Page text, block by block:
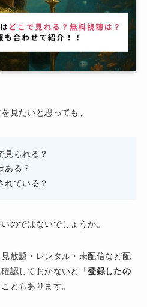
見たいと思っても、
見られる？
ある？
れている？
のではないでしょうか。
放題・レンタル・未配信など配
認しておかないと「登録したの
ともあります。